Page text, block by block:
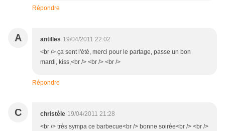
Répondre
A antilles 19/04/2011 22:02
<br /> ça sent l'été, merci pour le partage, passe un bon
mardi, kiss,<br /> <br /> <br />
Répondre
C christèle 19/04/2011 21:28
<br /> très sympa ce barbecue<br /> bonne soirée<br /> <br />